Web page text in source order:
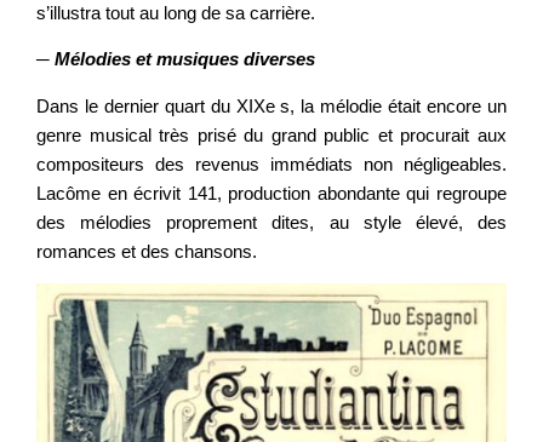
s’illustra tout au long de sa carrière.
─ Mélodies et musiques diverses
Dans le dernier quart du XIXe s, la mélodie était encore un
genre musical très prisé du grand public et procurait aux
compositeurs des revenus immédiats non négligeables.
Lacôme en écrivit 141, production abondante qui regroupe
des mélodies proprement dites, au style élevé, des
romances et des chansons.